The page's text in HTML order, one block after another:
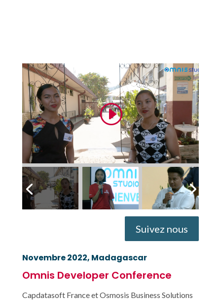
Suivez nous
Novembre 2022, Madagascar
Omnis Developer Conference
Capdatasoft France et Osmosis Business Solutions